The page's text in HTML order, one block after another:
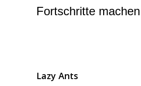
Fortschritte machen
Lazy Ants